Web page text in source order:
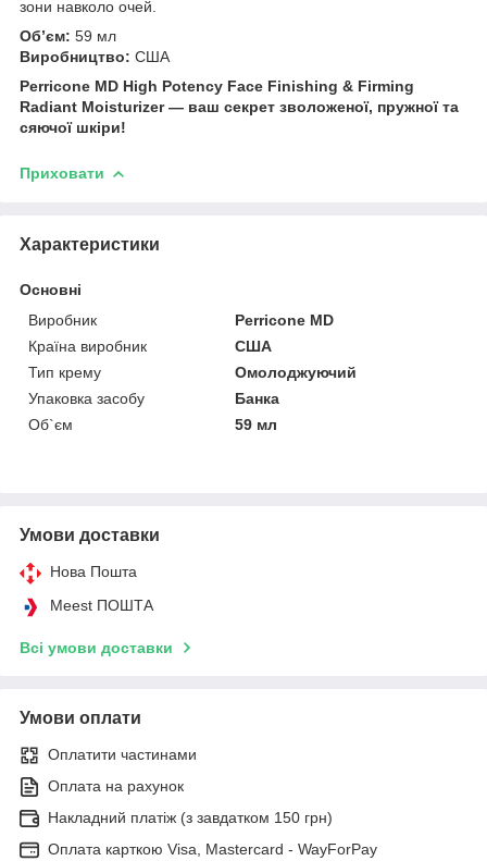
зони навколо очей.
Об’єм: 59 мл
Виробництво: США
Perricone MD High Potency Face Finishing & Firming
Radiant Moisturizer — ваш секрет зволоженої, пружної та
сяючої шкіри!
Приховати
Характеристики
Основні
Виробник
Perricone MD
Країна виробник
США
Тип крему
Омолоджуючий
Упаковка засобу
Банка
Об`єм
59 мл
Умови доставки
Нова Пошта
Meest ПОШТА
Всі умови доставки
Умови оплати
Оплатити частинами
Оплата на рахунок
Накладний платіж (з завдатком 150 грн)
Оплата карткою Visa, Mastercard - WayForPay